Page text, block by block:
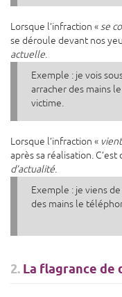
Lorsque l’infraction «se
se déroule devant nos
actuelle.
Exemple : je vois
arracher des mains
victime.
Lorsque l’infraction «
après sa réalisation.
d’actualité.
Exemple : je viens
des mains le
2. La flagrance de